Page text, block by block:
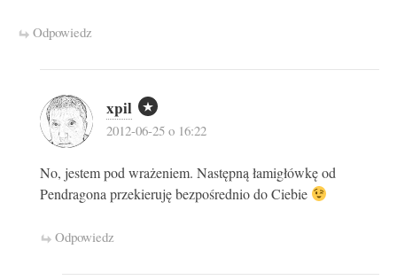
Odpowiedz
xpil
2012-06-25 o 16:22
No, jestem pod wrażeniem. Następną łamigłówkę od
Pendragona przekieruję bezpośrednio do Ciebie
Odpowiedz